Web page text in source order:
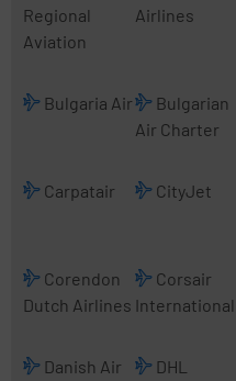
Regional
Aviation
Airlines
Bulgaria Air
Bulgarian
Air Charter
Carpatair CityJet
Corendon
Dutch Airlines
Corsair
International
Danish Air
DHL